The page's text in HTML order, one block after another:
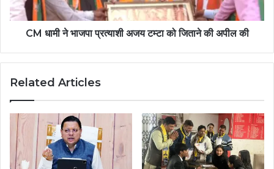
CM धामी ने भाजपा प्रत्याशी अजय टम्टा को जिताने की अपील की
Related Articles